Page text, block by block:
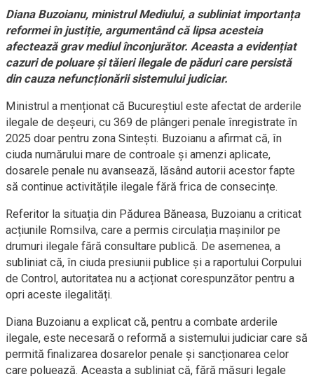
Diana Buzoianu, ministrul Mediului, a subliniat importanța
reformei în justiție, argumentând că lipsa acesteia
afectează grav mediul înconjurător. Aceasta a evidențiat
cazuri de poluare și tăieri ilegale de păduri care persistă
din cauza nefuncționării sistemului judiciar.
Ministrul a menționat că Bucureștiul este afectat de arderile
ilegale de deșeuri, cu 369 de plângeri penale înregistrate în
2025 doar pentru zona Sintești. Buzoianu a afirmat că, în
ciuda numărului mare de controale și amenzi aplicate,
dosarele penale nu avansează, lăsând autorii acestor fapte
să continue activitățile ilegale fără frica de consecințe.
Referitor la situația din Pădurea Băneasa, Buzoianu a criticat
acțiunile Romsilva, care a permis circulația mașinilor pe
drumuri ilegale fără consultare publică. De asemenea, a
subliniat că, în ciuda presiunii publice și a raportului Corpului
de Control, autoritatea nu a acționat corespunzător pentru a
opri aceste ilegalități.
Diana Buzoianu a explicat că, pentru a combate arderile
ilegale, este necesară o reformă a sistemului judiciar care să
permită finalizarea dosarelor penale și sancționarea celor
care poluează. Aceasta a subliniat că, fără măsuri legale